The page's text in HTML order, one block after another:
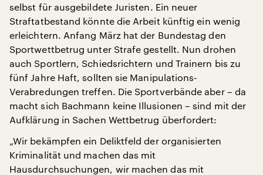
selbst für ausgebildete Juristen. Ein neuer
Straftatbestand könnte die Arbeit künftig ein wenig
erleichtern. Anfang März hat der Bundestag den
Sportwettbetrug unter Strafe gestellt. Nun drohen
auch Sportlern, Schiedsrichtern und Trainern bis zu
fünf Jahre Haft, sollten sie Manipulations-
Verabredungen treffen. Die Sportverbände aber – da
macht sich Bachmann keine Illusionen – sind mit der
Aufklärung in Sachen Wettbetrug überfordert:
„Wir bekämpfen ein Deliktfeld der organisierten
Kriminalität und machen das mit
Hausdurchsuchungen, wir machen das mit